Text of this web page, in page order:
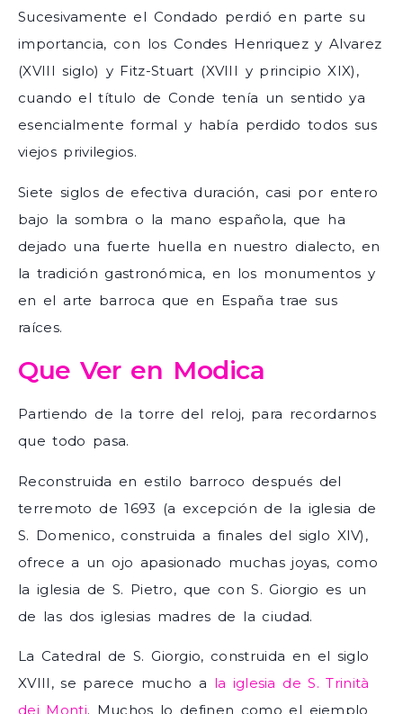
Sucesivamente el Condado perdió en parte su
importancia, con los Condes Henriquez y Alvarez
(XVIII siglo) y Fitz-Stuart (XVIII y principio XIX),
cuando el título de Conde tenía un sentido ya
esencialmente formal y había perdido todos sus
viejos privilegios.
Siete siglos de efectiva duración, casi por entero
bajo la sombra o la mano española, que ha
dejado una fuerte huella en nuestro dialecto, en
la tradición gastronómica, en los monumentos y
en el arte barroca que en España trae sus
raíces.
Que Ver en Modica
Partiendo de la torre del reloj, para recordarnos
que todo pasa.
Reconstruida en estilo barroco después del
terremoto de 1693 (a excepción de la iglesia de
S. Domenico, construida a finales del siglo XIV),
ofrece a un ojo apasionado muchas joyas, como
la iglesia de S. Pietro, que con S. Giorgio es un
de las dos iglesias madres de la ciudad.
La Catedral de S. Giorgio, construida en el siglo
XVIII, se parece mucho a la iglesia de S. Trinità
dei Monti. Muchos lo definen como el ejemplo